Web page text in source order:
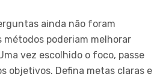
ainda não foram
métodos poderiam melhorar
vez escolhido o foco, passe
objetivos. Defina metas claras e